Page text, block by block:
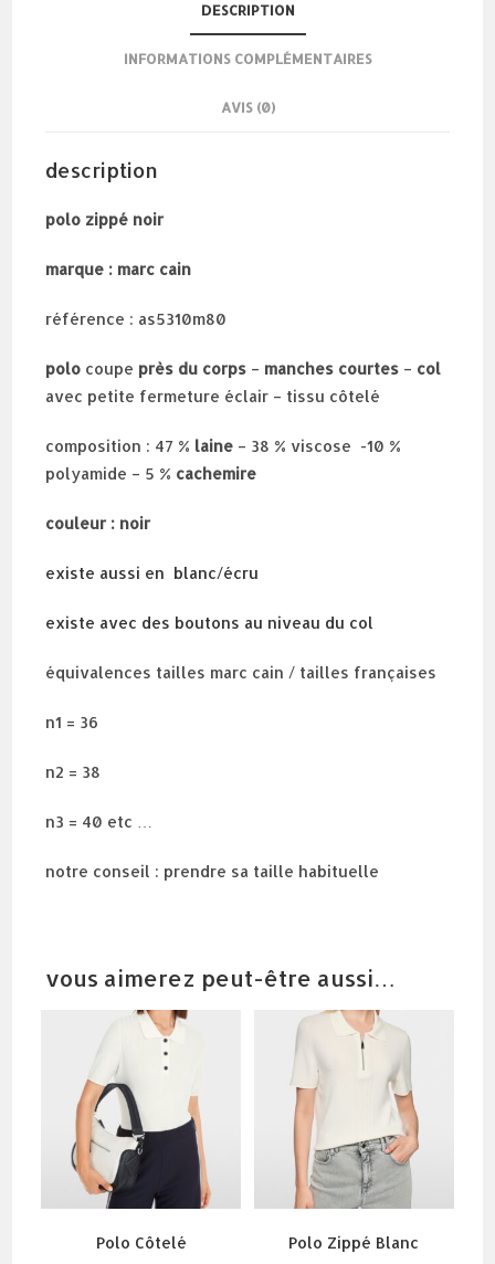
DESCRIPTION
INFORMATIONS COMPLÉMENTAIRES
AVIS (0)
description
polo zippé noir
marque : marc cain
référence : as5310m80
polo coupe près du corps – manches courtes – col
avec petite fermeture éclair – tissu côtelé
composition : 47 % laine – 38 % viscose -10 %
polyamide – 5 % cachemire
couleur : noir
existe aussi en blanc/écru
existe avec des boutons au niveau du col
équivalences tailles marc cain / tailles françaises
n1 = 36
n2 = 38
n3 = 40 etc …
notre conseil : prendre sa taille habituelle
vous aimerez peut-être aussi…
Polo Côtelé Polo Zippé Blanc